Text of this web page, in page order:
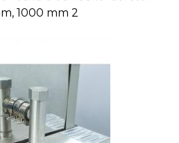
informovať.
1000 mm 2